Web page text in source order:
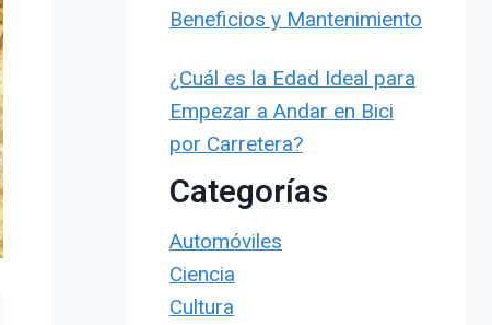
Beneficios y Mantenimiento
¿Cuál es la Edad Ideal para
Empezar a Andar en Bici
por Carretera?
Categorías
Automóviles
Ciencia
Cultura